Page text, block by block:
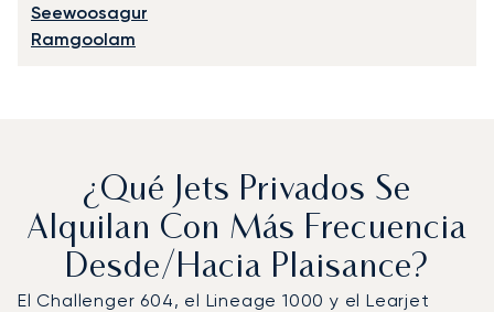
Seewoosagur
Ramgoolam
¿Qué Jets Privados Se
Alquilan Con Más Frecuencia
Desde/hacia Plaisance?
El Challenger 604, el Lineage 1000 y el Learjet